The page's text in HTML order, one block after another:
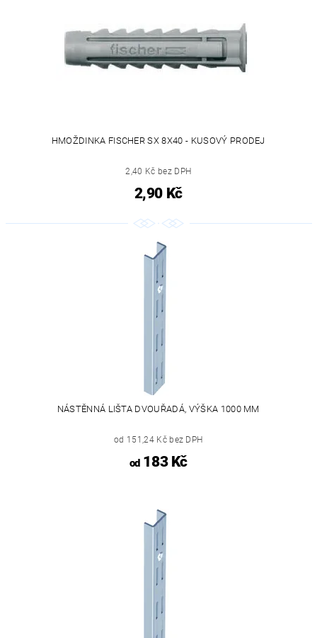
HMOŽDINKA FISCHER SX 8X40 - KUSOVÝ PRODEJ
2,40 Kč bez DPH
2,90 Kč
NÁSTĚNNÁ LIŠTA DVOUŘADÁ, VÝŠKA 1000 MM
od 151,24 Kč bez DPH
od183 Kč